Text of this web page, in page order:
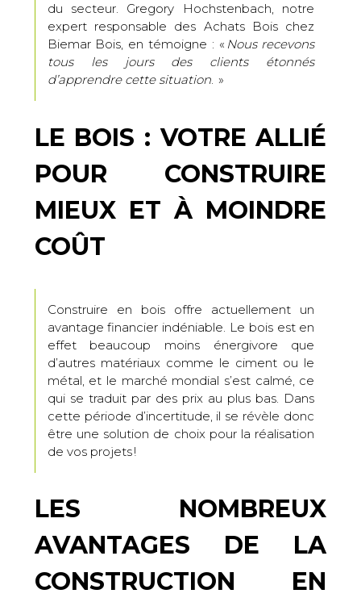
du secteur. Gregory Hochstenbach, notre
expert responsable des Achats Bois chez
Biemar Bois, en témoigne : « Nous recevons
tous les jours des clients étonnés
d’apprendre cette situation. »
LE BOIS : VOTRE ALLIÉ
POUR CONSTRUIRE
MIEUX ET À MOINDRE
COÛT
Construire en bois offre actuellement un
avantage financier indéniable. Le bois est en
effet beaucoup moins énergivore que
d’autres matériaux comme le ciment ou le
métal, et le marché mondial s’est calmé, ce
qui se traduit par des prix au plus bas. Dans
cette période d’incertitude, il se révèle donc
être une solution de choix pour la réalisation
de vos projets !
LES NOMBREUX
AVANTAGES DE LA
CONSTRUCTION EN